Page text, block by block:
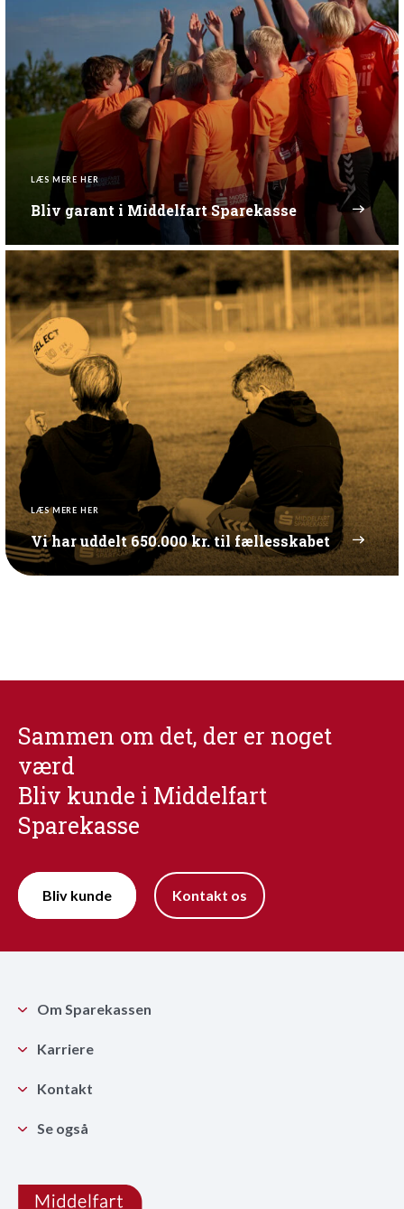
LÆS MERE HER
Bliv garant i Middelfart Sparekasse
LÆS MERE HER
Vi har uddelt 650.000 kr. til fællesskabet
Sammen om det, der er noget
værd
Bliv kunde i Middelfart
Sparekasse
Bliv kunde Kontakt os
Om Sparekassen
Karriere
Kontakt
Se også